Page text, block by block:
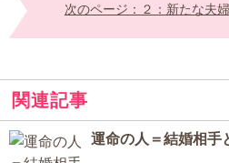
次のページ：２：新たな夫
関連記事
運命の人＝結婚相手